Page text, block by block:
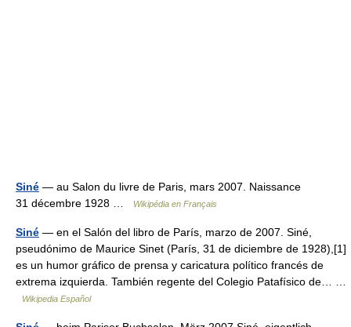
Siné — au Salon du livre de Paris, mars 2007. Naissance
31 décembre 1928 …
Wikipédia en Français
Siné — en el Salón del libro de París, marzo de 2007. Siné,
pseudónimo de Maurice Sinet (París, 31 de diciembre de 1928),[1]
es un humor gráfico de prensa y caricatura político francés de
extrema izquierda. También regente del Colegio Patafísico de… …
Wikipedia Español